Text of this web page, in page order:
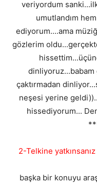
veriyordum
umutlandım
ediyorum....ama
gözlerim
dinliyoruz...babam
çaktırmadan
neşesi yerine
hissediyorum...
2-Telkine
başka bir konuyu